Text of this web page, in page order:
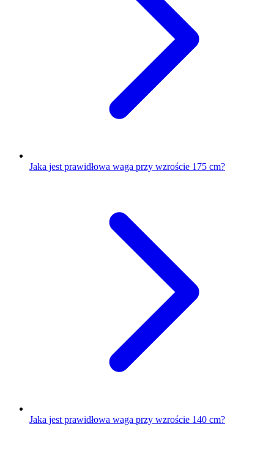
Jaka jest prawidłowa waga przy wzroście 175 cm?
Jaka jest prawidłowa waga przy wzroście 140 cm?